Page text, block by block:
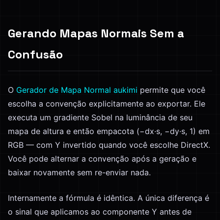
Gerando Mapas Normais Sem a
Confusão
O Gerador de Mapa Normal aukimi permite que você
escolha a convenção explicitamente ao exportar. Ele
executa um gradiente Sobel na luminância de seu
mapa de altura e então empacota (−dx·s, −dy·s, 1) em
RGB — com Y invertido quando você escolhe DirectX.
Você pode alternar a convenção após a geração e
baixar novamente sem re-enviar nada.
Internamente a fórmula é idêntica. A única diferença é
o sinal que aplicamos ao componente Y antes de